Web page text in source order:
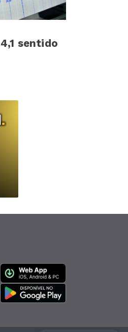
sentido